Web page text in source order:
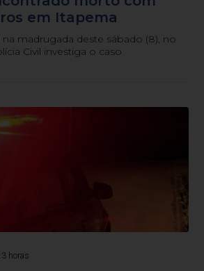
em Itapema
madrugada deste sábado (8), no
Civil investiga o caso
horas